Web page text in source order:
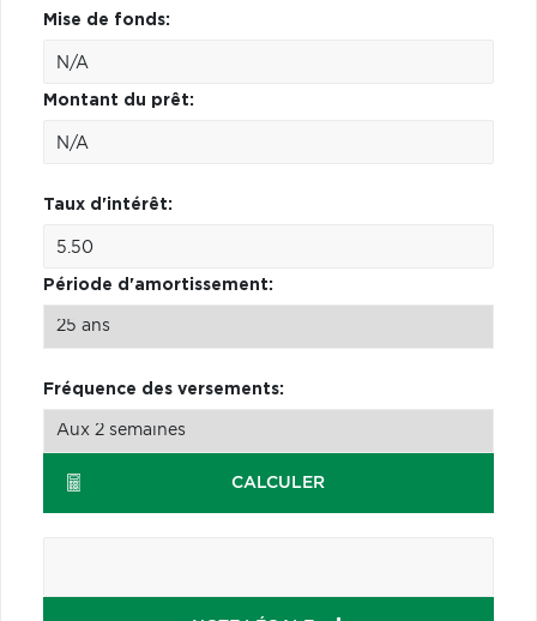
Mise de fonds:
Montant du prêt:
Taux d'intérêt:
Période d'amortissement:
Fréquence des versements:
CALCULER